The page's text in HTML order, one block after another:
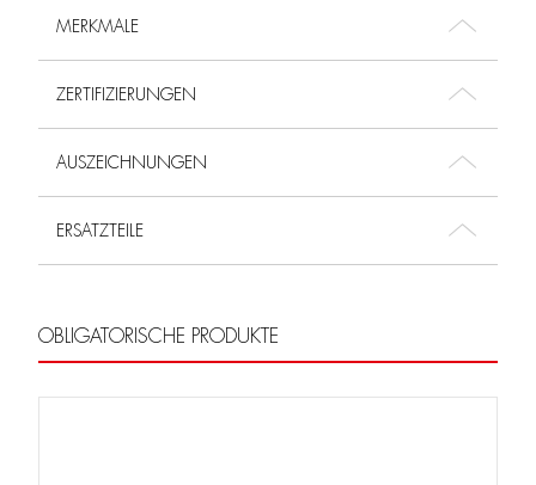
MERKMALE
ZERTIFIZIERUNGEN
AUSZEICHNUNGEN
ERSATZTEILE
OBLIGATORISCHE PRODUKTE